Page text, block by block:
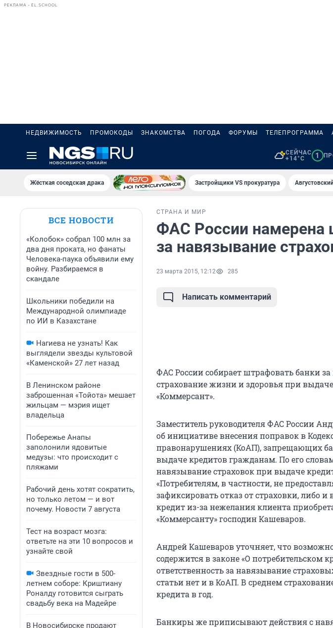
РЕКЛАМА • EL.SCHOOL
НЕДВИЖИМОСТЬ ПРОМОКОДЫ ЗНАКОМСТВА ПОГОДА ФОРУМЫ ТЕЛЕПРОГРАММА
СЕЙЧАС
+14°C
1
Жёсткая соседская драка Застройщики VS прокуратура
ВСЕ НОВОСТИ
«Колобок» собрал 100 млн за
два дня проката, но фанаты
Человека-паука объявили ему
войну. Разбираемся в
скандале
Школьники победили на
Международной олимпиаде
по ИИ в Казахстане
Нагиева не узнать! Как
выглядели звезды культовой
«Каменской» 27 лет назад
В Ленинском районе
заброшенная «Тойота» мешает
жильцам — мэрия ищет
владельца
Побережье Анапы
заполонили ядовитые
медузы: что происходит с
пляжами
Рабочий день хотят сократить,
но только летом — и вот
почему. Новости 7 августа
Тест на возраст мозга:
ответьте на эти 10 вопросов и
узнайте свой
Звездные гости в 500-
летнем соборе: Криштиану
Роналду готовится сыграть
свадьбу века на Мадейре
В Новосибирске продают
СТРАНА И МИР
ФАС России намерена
за навязывание
23 марта 2015, 12:12 285
Написать комментарий
ФАС России собирает штрафовать банки
страхование жизни и здоровья при выдаче
«Коммерсант».
Заместитель руководителя ФАС России
об инициативе внесения поправок в
правонарушениях (КоАП), запрещающих
выдаче кредитов гражданам. По его
навязывание страховок при выдаче
«Потребителям, в частности, не
зафиксировать отказ от страховки, либо
кредит из-за нежелания клиента
«Коммерсанту» господин Кашеваров.
Андрей Кашеваров уточняет, что
содержится в законе «О потребительском
ответственность за навязывание
статьи нет и в КоАП. В среднем
кредита в год.
Банкиры же приписывают действия с